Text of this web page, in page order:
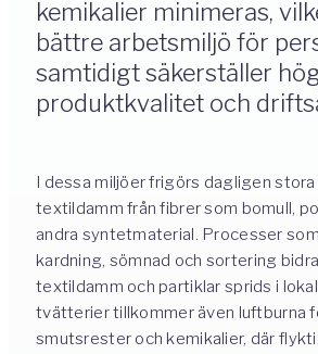
kemikalier minimeras,
bättre arbetsmiljö för
samtidigt säkerställer
produktkvalitet och
I dessa miljöer frigörs dagligen
textildamm från fibrer som bomull,
andra syntetmaterial. Processer
kardning, sömnad och sortering
textildamm och partiklar sprids i
tvätterier tillkommer även luftburna
smutsrester och kemikalier, där